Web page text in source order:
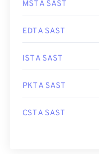
MST A SAST
EDT A SAST
IST A SAST
PKT A SAST
CST A SAST